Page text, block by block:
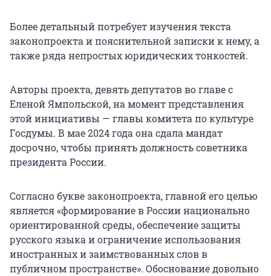
Более детальный потребует изучения текста
законопроекта и пояснительной записки к нему, а
также ряда непростых юридических тонкостей.
Авторы проекта, девять депутатов во главе с
Еленой Ямпольской, на момент представления
этой инициативы — главы комитета по культуре
Госдумы. В мае 2024 года она сдала мандат
досрочно, чтобы принять должность советника
президента России.
Согласно букве законопроекта, главной его целью
является «формирование в России национально
ориентированной среды, обеспечение защиты
русского языка и ограничение использования
иностранных и заимствованных слов в
публичном пространстве». Обоснование довольно